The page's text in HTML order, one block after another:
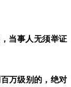
当事人无须举证
万级别的，绝对